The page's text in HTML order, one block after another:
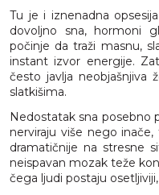
Tu je i iznenadna
dovoljno sna, hormoni
počinje da traži masnu,
instant izvor energije.
često javlja neobjašnjiva
slatkišima.
Nedostatak sna posebno
nerviraju više nego
dramatičnije na stresne
neispavan mozak teže
čega ljudi postaju